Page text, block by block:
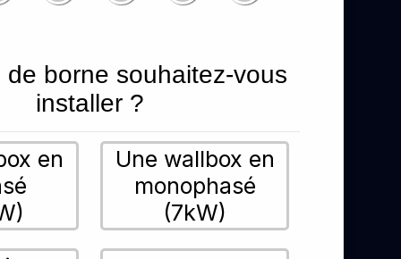
de borne souhaitez-vous
installer ?
en
Une wallbox en
monophasé
(7kW)